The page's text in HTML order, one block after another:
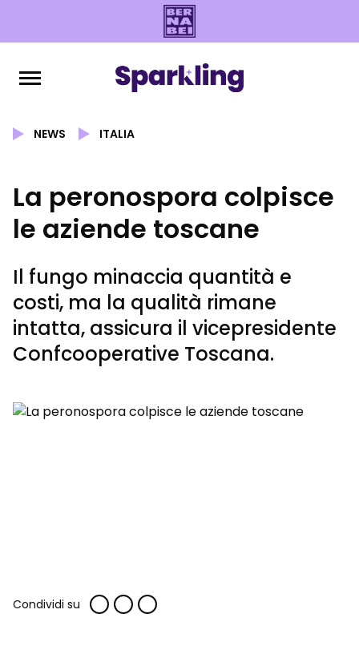
NEWS ITALIA
La peronospora colpisce
le aziende toscane
Il fungo minaccia quantità e
costi, ma la qualità rimane
intatta, assicura il vicepresidente
Confcooperative Toscana.
Condividi su